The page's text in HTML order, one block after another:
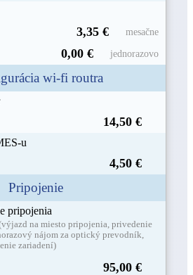
3,35 € mesačne
0,00 € jednorazovo
wi-fi routra
14,50 €
u
4,50 €
Pripojenie
pripojenia
na miesto pripojenia, privedenie
nájom za optický prevodník,
zariadení)
95,00 €